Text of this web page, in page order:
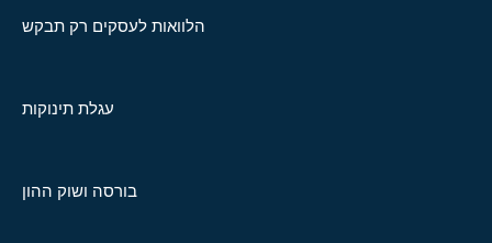
הלוואות לעסקים רק תבקש
עגלת תינוקות
בורסה ושוק ההון